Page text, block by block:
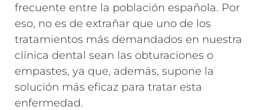
frecuente entre la población española. Por
eso, no es de extrañar que uno de los
tratamientos más demandados en nuestra
clínica dental sean las obturaciones o
empastes, ya que, además, supone la
solución más eficaz para tratar esta
enfermedad.